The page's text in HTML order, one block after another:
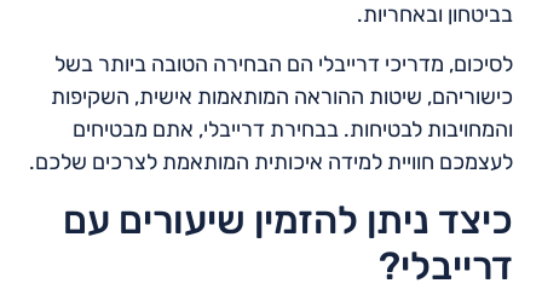
בביטחון ובאחריות.
לסיכום, מדריכי דרייבלי הם הבחירה הטובה ביותר בשל
כישוריהם, שיטות ההוראה המותאמות אישית, השקיפות
והמחויבות לבטיחות. בבחירת דרייבלי, אתם מבטיחים
לעצמכם חוויית למידה איכותית המותאמת לצרכים שלכם.
כיצד ניתן להזמין שיעורים עם
דרייבלי?